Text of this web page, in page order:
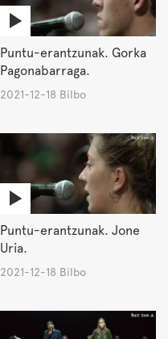
Puntu-erantzunak. Gorka
Pagonabarraga.
2021-12-18 Bilbo
Puntu-erantzunak. Jone
Uria.
2021-12-18 Bilbo